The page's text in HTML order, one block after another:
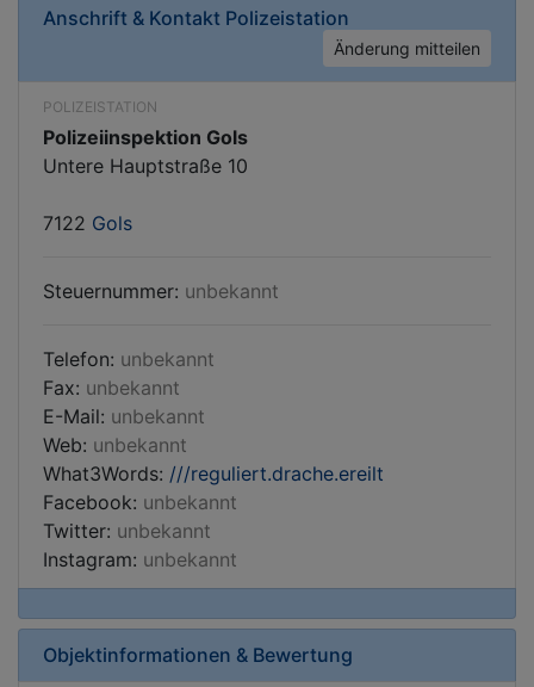
Anschrift & Kontakt Polizeistation
Änderung mitteilen
POLIZEISTATION
Polizeiinspektion Gols
Untere Hauptstraße 10
7122 Gols
Steuernummer: unbekannt
Telefon: unbekannt
Fax: unbekannt
E-Mail: unbekannt
Web: unbekannt
What3Words: ///reguliert.drache.ereilt
Facebook: unbekannt
Twitter: unbekannt
Instagram: unbekannt
Objektinformationen & Bewertung